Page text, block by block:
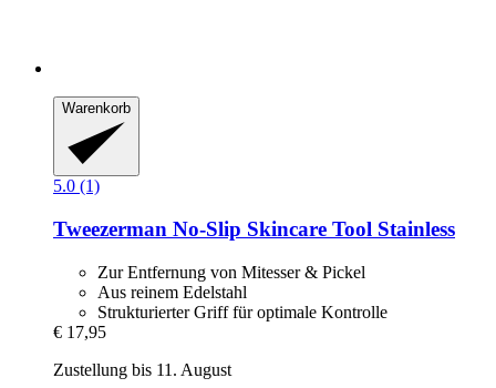
Warenkorb
5.0 (1)
Tweezerman No-​Slip Skincare Tool Stainless
Zur Entfernung von Mitesser & Pickel
Aus reinem Edelstahl
Strukturierter Griff für optimale Kontrolle
€ 17,95
Zustellung bis 11. August